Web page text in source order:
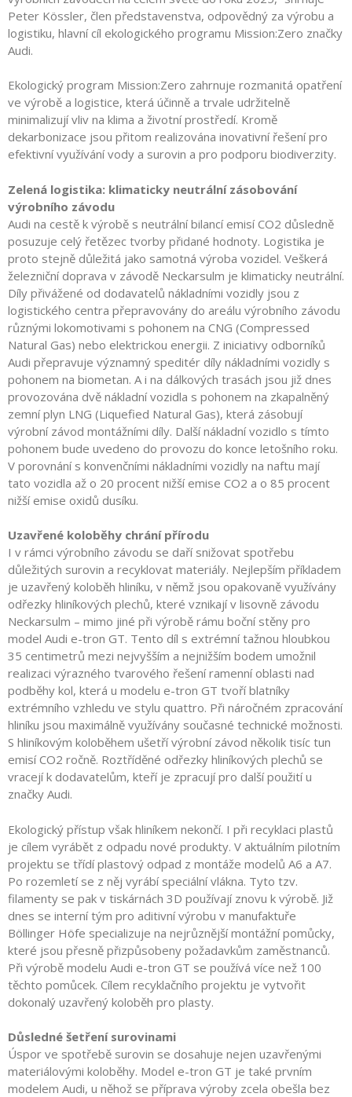
Peter Kössler, člen představenstva, odpovědný za výrobu a
logistiku, hlavní cíl ekologického programu Mission:Zero značky
Audi.
Ekologický program Mission:Zero zahrnuje rozmanitá opatření
ve výrobě a logistice, která účinně a trvale udržitelně
minimalizují vliv na klima a životní prostředí. Kromě
dekarbonizace jsou přitom realizována inovativní řešení pro
efektivní využívání vody a surovin a pro podporu biodiverzity.
Zelená logistika: klimaticky neutrální zásobování
výrobního závodu
Audi na cestě k výrobě s neutrální bilancí emisí CO2 důsledně
posuzuje celý řetězec tvorby přidané hodnoty. Logistika je
proto stejně důležitá jako samotná výroba vozidel. Veškerá
železniční doprava v závodě Neckarsulm je klimaticky neutrální.
Díly přivážené od dodavatelů nákladními vozidly jsou z
logistického centra přepravovány do areálu výrobního závodu
různými lokomotivami s pohonem na CNG (Compressed
Natural Gas) nebo elektrickou energii. Z iniciativy odborníků
Audi přepravuje významný speditér díly nákladními vozidly s
pohonem na biometan. A i na dálkových trasách jsou již dnes
provozována dvě nákladní vozidla s pohonem na zkapalněný
zemní plyn LNG (Liquefied Natural Gas), která zásobují
výrobní závod montážními díly. Další nákladní vozidlo s tímto
pohonem bude uvedeno do provozu do konce letošního roku.
V porovnání s konvenčními nákladními vozidly na naftu mají
tato vozidla až o 20 procent nižší emise CO2 a o 85 procent
nižší emise oxidů dusíku.
Uzavřené koloběhy chrání přírodu
I v rámci výrobního závodu se daří snižovat spotřebu
důležitých surovin a recyklovat materiály. Nejlepším příkladem
je uzavřený koloběh hliníku, v němž jsou opakovaně využívány
odřezky hliníkových plechů, které vznikají v lisovně závodu
Neckarsulm – mimo jiné při výrobě rámu boční stěny pro
model Audi e-tron GT. Tento díl s extrémní tažnou hloubkou
35 centimetrů mezi nejvyšším a nejnižším bodem umožnil
realizaci výrazného tvarového řešení ramenní oblasti nad
podběhy kol, která u modelu e-tron GT tvoří blatníky
extrémního vzhledu ve stylu quattro. Při náročném zpracování
hliníku jsou maximálně využívány současné technické možnosti.
S hliníkovým koloběhem ušetří výrobní závod několik tisíc tun
emisí CO2 ročně. Roztříděné odřezky hliníkových plechů se
vracejí k dodavatelům, kteří je zpracují pro další použití u
značky Audi.
Ekologický přístup však hliníkem nekončí. I při recyklaci plastů
je cílem vyrábět z odpadu nové produkty. V aktuálním pilotním
projektu se třídí plastový odpad z montáže modelů A6 a A7.
Po rozemletí se z něj vyrábí speciální vlákna. Tyto tzv.
filamenty se pak v tiskárnách 3D používají znovu k výrobě. Již
dnes se interní tým pro aditivní výrobu v manufaktuře
Böllinger Höfe specializuje na nejrůznější montážní pomůcky,
které jsou přesně přizpůsobeny požadavkům zaměstnanců.
Při výrobě modelu Audi e-tron GT se používá více než 100
těchto pomůcek. Cílem recyklačního projektu je vytvořit
dokonalý uzavřený koloběh pro plasty.
Důsledné šetření surovinami
Úspor ve spotřebě surovin se dosahuje nejen uzavřenými
materiálovými koloběhy. Model e-tron GT je také prvním
modelem Audi, u něhož se příprava výroby zcela obešla bez